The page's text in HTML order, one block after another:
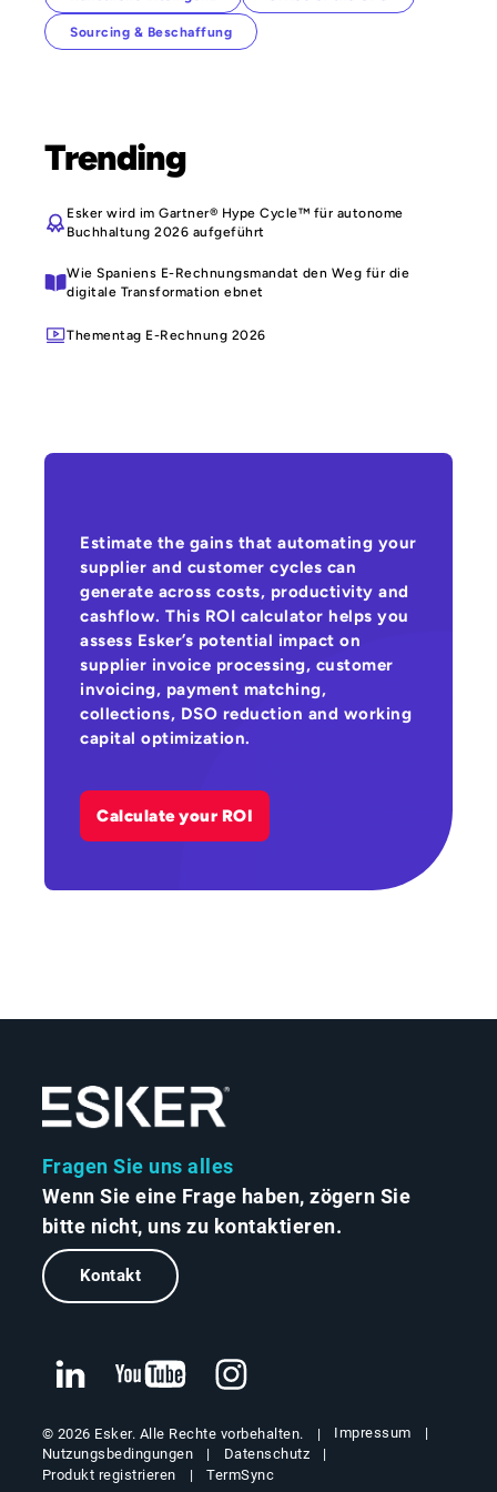
Sourcing & Beschaffung
Trending
Esker wird im Gartner® Hype Cycle™ für autonome
Buchhaltung 2026 aufgeführt
Wie Spaniens E-Rechnungsmandat den Weg für die
digitale Transformation ebnet
Thementag E-Rechnung 2026
Estimate the gains that automating your
supplier and customer cycles can
generate across costs, productivity and
cashflow. This ROI calculator helps you
assess Esker’s potential impact on
supplier invoice processing, customer
invoicing, payment matching,
collections, DSO reduction and working
capital optimization.
Calculate your ROI
Fragen Sie uns alles
Wenn Sie eine Frage haben, zögern Sie
bitte nicht, uns zu kontaktieren.
Kontakt
© 2026 Esker. Alle Rechte vorbehalten.
Impressum
Nutzungsbedingungen
Datenschutz
Produkt registrieren
TermSync